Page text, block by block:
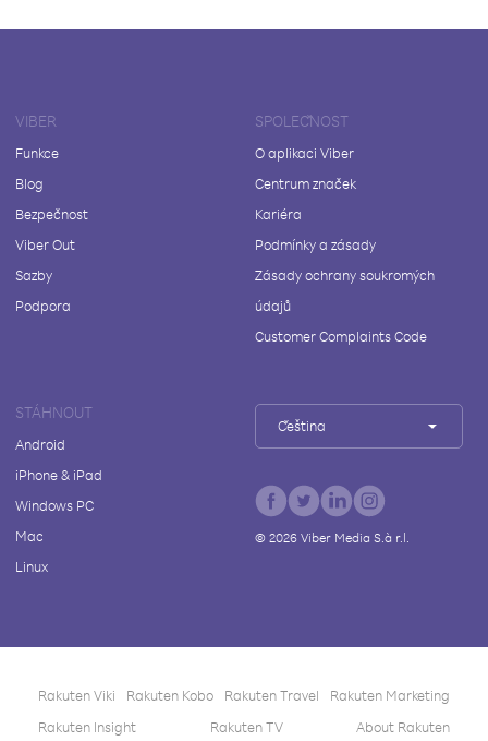
VIBER
Funkce
Blog
Bezpečnost
Viber Out
Sazby
Podpora
SPOLEČNOST
O aplikaci Viber
Centrum značek
Kariéra
Podmínky a zásady
Zásady ochrany soukromých
údajů
Customer Complaints Code
STÁHNOUT
Android
iPhone & iPad
Windows PC
Mac
Linux
Čeština
© 2026Viber Media S.à r.l.
Rakuten Viki Rakuten Kobo Rakuten Travel
Rakuten Marketing
Rakuten Insight
Rakuten TV About Rakuten